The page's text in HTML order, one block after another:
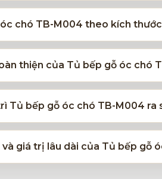
chó TB-M004 theo kích
thiện của Tủ bếp gỗ óc chó
Tủ bếp gỗ óc chó TB-M004 ra
giá trị lâu dài của Tủ bếp gỗ